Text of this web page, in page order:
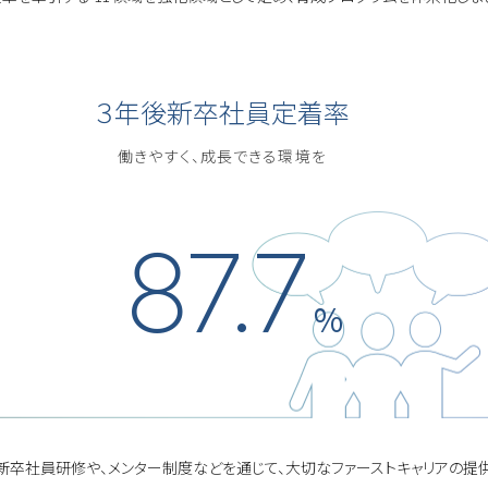
３年後新卒社員定着率
働きやすく、成長できる環境を
87.7%
卒社員研修や、メンター制度などを通じて、大切なファーストキャリアの提